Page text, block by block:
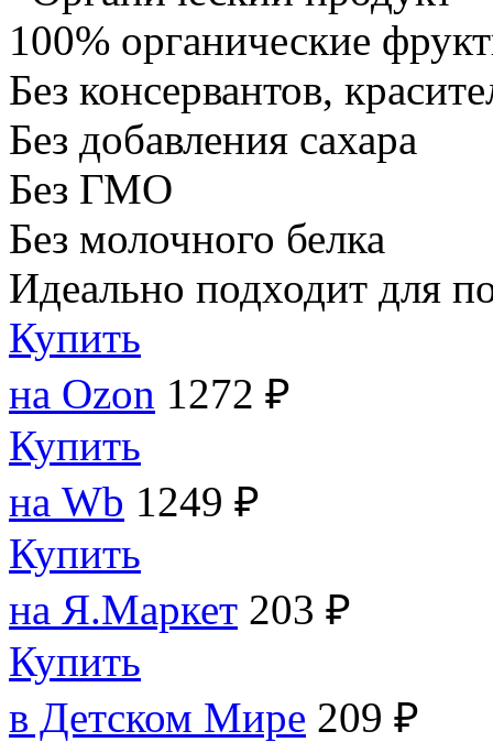
100% органические
Без консервантов,
Без добавления сахара
Без ГМО
Без молочного белка
Идеально подходит для
Купить
на Ozon 1272 ₽
Купить
на Wb 1249 ₽
Купить
на Я.Маркет 203 ₽
Купить
в Детском Мире 209 ₽